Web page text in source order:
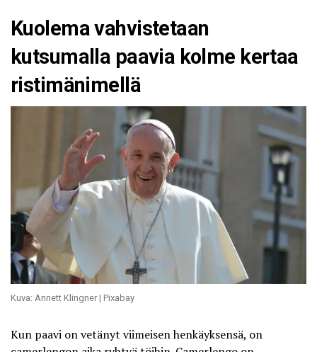
Kuolema vahvistetaan
kutsumalla paavia kolme kertaa
ristimänimellä
Kuva: Annett Klingner | Pixabay
Kun paavi on vetänyt viimeisen henkäyksensä, on